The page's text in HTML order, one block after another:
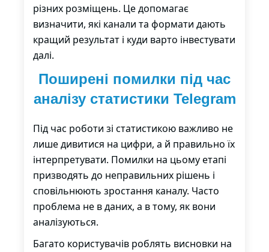
різних розміщень. Це допомагає
визначити, які канали та формати дають
кращий результат і куди варто інвестувати
далі.
Поширені помилки під час
аналізу статистики Telegram
Під час роботи зі статистикою важливо не
лише дивитися на цифри, а й правильно їх
інтерпретувати. Помилки на цьому етапі
призводять до неправильних рішень і
сповільнюють зростання каналу. Часто
проблема не в даних, а в тому, як вони
аналізуються.
Багато користувачів роблять висновки на